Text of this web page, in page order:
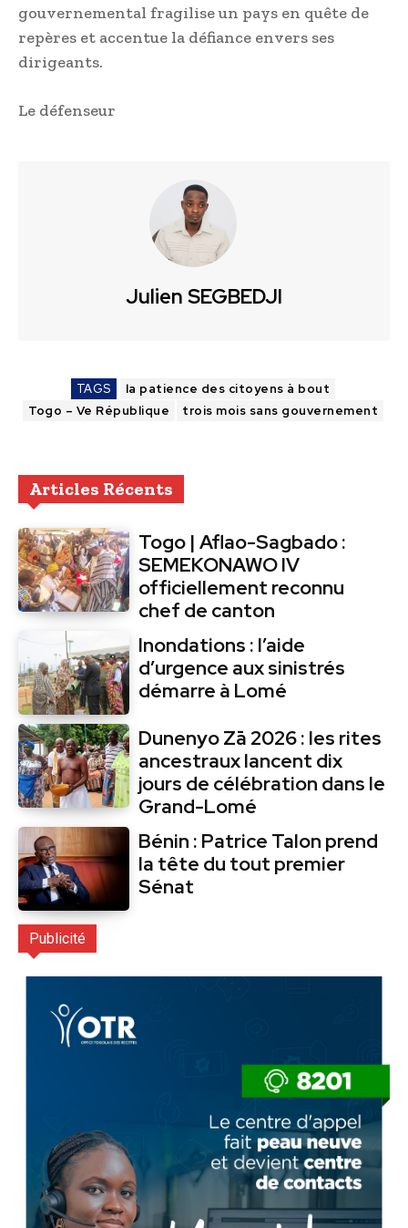
gouvernemental fragilise un pays en quête de
repères et accentue la défiance envers ses
dirigeants.
Le défenseur
Julien SEGBEDJI
TAGS
la patience des citoyens à bout
Togo – Ve République
trois mois sans gouvernement
Articles Récents
Togo | Aflao-Sagbado :
SEMEKONAWO IV
officiellement reconnu
chef de canton
Inondations : l’aide
d’urgence aux sinistrés
démarre à Lomé
Dunenyo Zā 2026 : les rites
ancestraux lancent dix
jours de célébration dans le
Grand-Lomé
Bénin : Patrice Talon prend
la tête du tout premier
Sénat
Publicité